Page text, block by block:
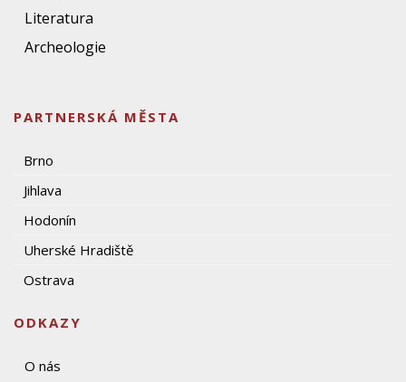
Literatura
Archeologie
PARTNERSKÁ MĚSTA
Brno
Jihlava
Hodonín
Uherské Hradiště
Ostrava
ODKAZY
O nás